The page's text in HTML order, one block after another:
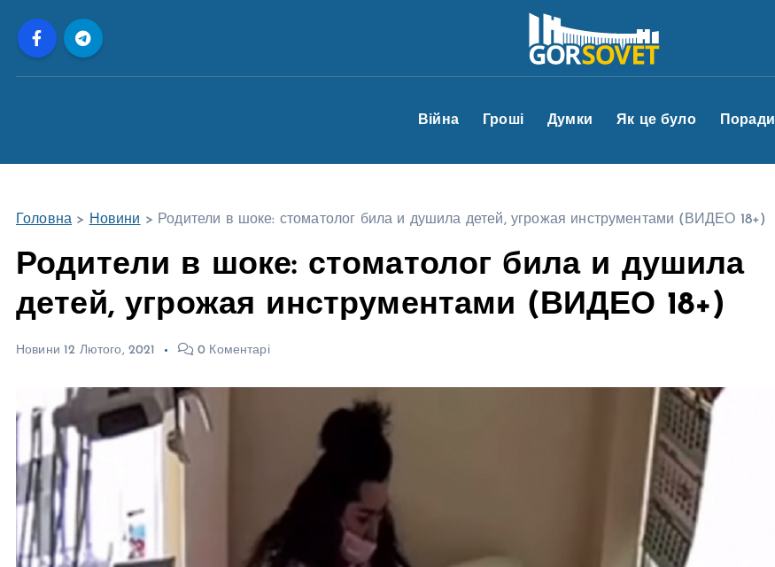
Війна Гроші Думки Як це було Поради
Головна > Новини > Родители в шоке: стоматолог била и душила детей, угрожая инструментами (ВИДЕО 18+)
Родители в шоке: стоматолог била и душила
детей, угрожая инструментами (ВИДЕО 18+)
Новини 12 Лютого, 2021 0 Коментарі